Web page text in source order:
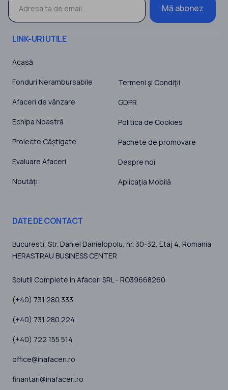
Mă abonez
LINK-URI UTILE
Acasă
Fonduri Nerambursabile
Afaceri de vânzare
Echipa Noastră
Proiecte Câștigate
Evaluare Afaceri
Noutăţi
Termeni şi Condiţii
GDPR
Politica de Cookies
Pachete de promovare
Despre noi
Aplicaţia Mobilă
DATE DE CONTACT
Bucuresti, Str. Daniel Danielopolu, nr. 30-32, Etaj 4, Romania
HERASTRAU BUSINESS CENTER
Solutii Complete in Afaceri SRL - RO39668260
(+40) 731 280 333
(+40) 731 280 224
(+40) 722 155 514
office@inafaceri.ro
finantari@inafaceri.ro